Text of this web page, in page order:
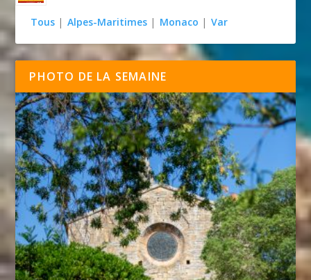
Tous | Alpes-Maritimes | Monaco | Var
PHOTO DE LA SEMAINE